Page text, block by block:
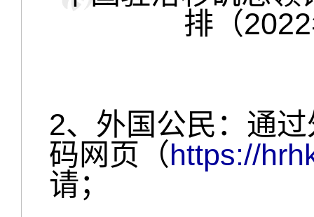
2、外国公民：通
码网页（https://
请；